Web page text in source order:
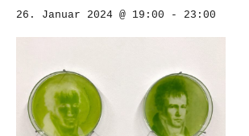
26. Januar 2024 @ 19:00 - 23:00